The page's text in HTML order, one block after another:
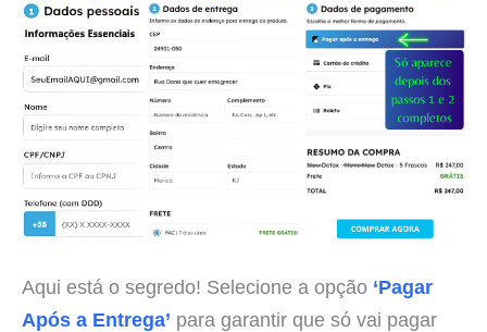
Aqui está o segredo! Selecione a opção ‘Pagar
Após a Entrega’ para garantir que só vai pagar